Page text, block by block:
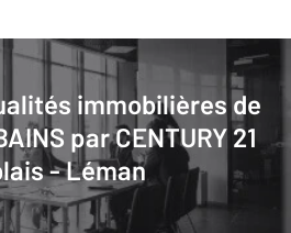
parCENTURY 21
- Léman
à THONON LES BAINS
les-Bains
Noël du 1er décembre au 24 et
féérique à travers de multiples
les unes que les